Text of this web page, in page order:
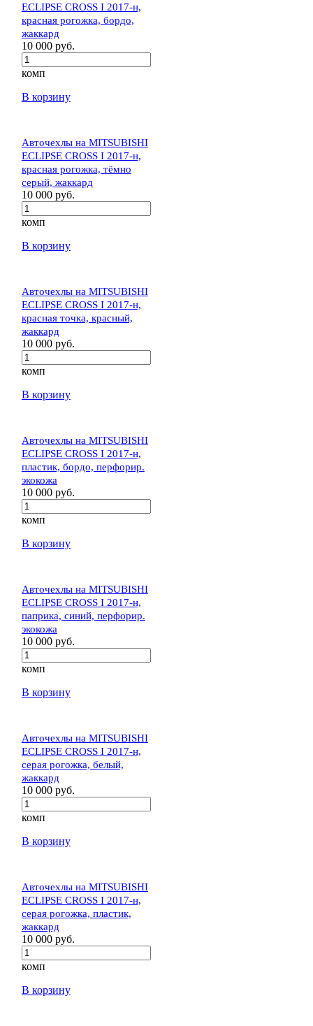
ECLIPSE CROSS I 2017-н,
красная рогожка, бордо,
жаккард
10 000 руб.
комп
В корзину
Авточехлы на MITSUBISHI
ECLIPSE CROSS I 2017-н,
красная рогожка, тёмно
серый, жаккард
10 000 руб.
комп
В корзину
Авточехлы на MITSUBISHI
ECLIPSE CROSS I 2017-н,
красная точка, красный,
жаккард
10 000 руб.
комп
В корзину
Авточехлы на MITSUBISHI
ECLIPSE CROSS I 2017-н,
пластик, бордо, перфорир.
экокожа
10 000 руб.
комп
В корзину
Авточехлы на MITSUBISHI
ECLIPSE CROSS I 2017-н,
паприка, синий, перфорир.
экокожа
10 000 руб.
комп
В корзину
Авточехлы на MITSUBISHI
ECLIPSE CROSS I 2017-н,
серая рогожка, белый,
жаккард
10 000 руб.
комп
В корзину
Авточехлы на MITSUBISHI
ECLIPSE CROSS I 2017-н,
серая рогожка, пластик,
жаккард
10 000 руб.
комп
В корзину